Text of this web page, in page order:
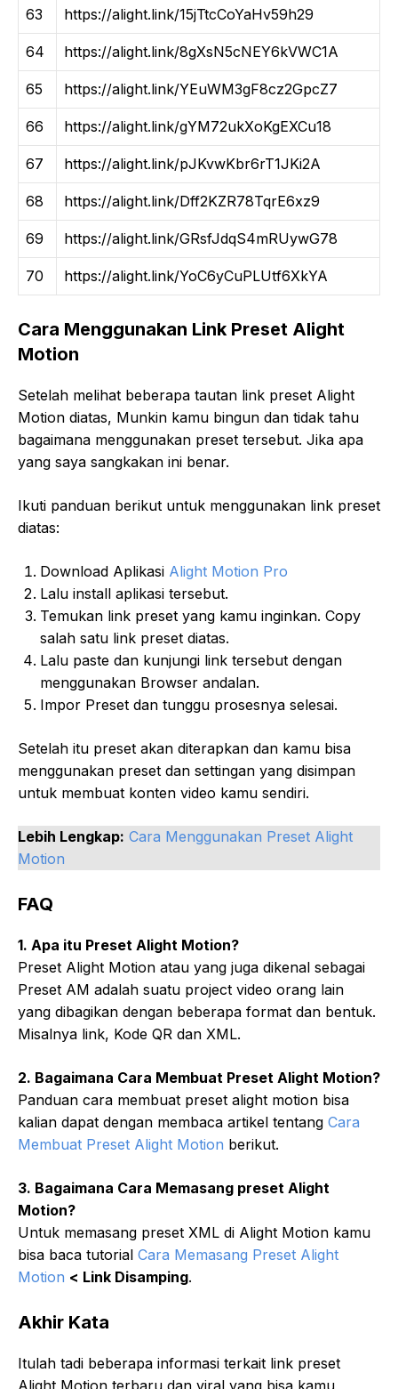
63 https://alight.link/15jTtcCoYaHv59h29
64 https://alight.link/8gXsN5cNEY6kVWC1A
65 https://alight.link/YEuWM3gF8cz2GpcZ7
66 https://alight.link/gYM72ukXoKgEXCu18
67 https://alight.link/pJKvwKbr6rT1JKi2A
68 https://alight.link/Dff2KZR78TqrE6xz9
69 https://alight.link/GRsfJdqS4mRUywG78
70 https://alight.link/YoC6yCuPLUtf6XkYA
Cara Menggunakan Link Preset Alight
Motion
Setelah melihat beberapa tautan link preset Alight
Motion diatas, Munkin kamu bingun dan tidak tahu
bagaimana menggunakan preset tersebut. Jika apa
yang saya sangkakan ini benar.
Ikuti panduan berikut untuk menggunakan link preset
diatas:
Download Aplikasi Alight Motion Pro
Lalu install aplikasi tersebut.
Temukan link preset yang kamu inginkan. Copy
salah satu link preset diatas.
Lalu paste dan kunjungi link tersebut dengan
menggunakan Browser andalan.
Impor Preset dan tunggu prosesnya selesai.
Setelah itu preset akan diterapkan dan kamu bisa
menggunakan preset dan settingan yang disimpan
untuk membuat konten video kamu sendiri.
Lebih Lengkap: Cara Menggunakan Preset Alight
Motion
FAQ
1. Apa itu Preset Alight Motion?
Preset Alight Motion atau yang juga dikenal sebagai
Preset AM adalah suatu project video orang lain
yang dibagikan dengan beberapa format dan bentuk.
Misalnya link, Kode QR dan XML.
2. Bagaimana Cara Membuat Preset Alight Motion?
Panduan cara membuat preset alight motion bisa
kalian dapat dengan membaca artikel tentang Cara
Membuat Preset Alight Motion berikut.
3. Bagaimana Cara Memasang preset Alight
Motion?
Untuk memasang preset XML di Alight Motion kamu
bisa baca tutorial Cara Memasang Preset Alight
Motion < Link Disamping.
Akhir Kata
Itulah tadi beberapa informasi terkait link preset
Alight Motion terbaru dan viral yang bisa kamu